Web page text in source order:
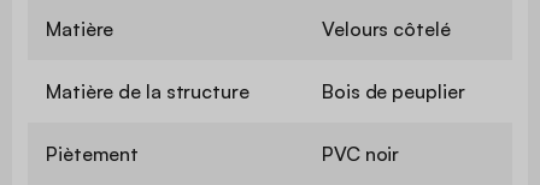
Matière Velours côtelé
Matière de la structure Bois de peuplier
Piètement PVC noir